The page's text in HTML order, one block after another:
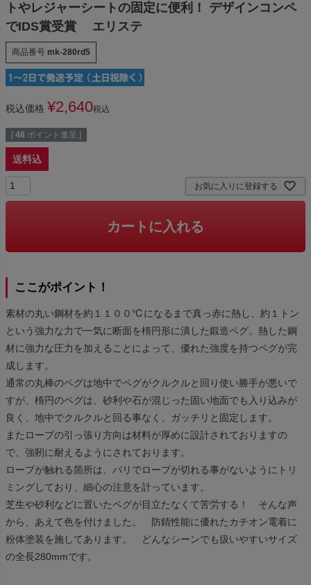
トやレジャーシートの固定に便利！ デザインコンペ
でIDS賞受賞 エリステ
商品番号 mk-280rd5
税込価格 ¥2,640税込
[ 48 ポイント進呈 ]
送料込
お気に入りに登録する
カートに入れる
ここがポイント！
素材の丸い鋼材を約１１００℃になるまで真っ赤に熱し、約１トン
という強力な力で一気に断面を楕円形に潰した鍛造ペグ。熱した鋼
材に強力な圧力を加えることによって、優れた強度を持つペグが完
成します。
通常の丸棒のペグは地中でペグがクルクルと回り使い勝手が悪いで
すが、楕円のペグは、砂利や石が混じった固い地面でも入り込みが
良く、地中でクルクルと回る事なく、ガッチリと固定します。
またロープの引っ張り方向は材料が厚めに設計されておりますの
で、強靭に耐えるようにされております。
ロープが触れる箇所は、バリでロープが切れる事がないようにトリ
ミングしており、細心の注意を計っています。
芝生や砂利などに置いたペグが目立たなくて苦労する！ そんな声
から、あえて色を付けました。 防錆性能に優れたカチオン電着に
粉体塗装を施してあります。 どんなシーンでも扱いやすいサイズ
の全長280mmです。